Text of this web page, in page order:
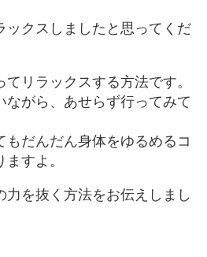
ックスしましたと思ってくだ
リラックスする方法です。
ながら、あせらず行ってみて
もだんだん身体をゆるめるコ
すよ。
力を抜く方法をお伝えしまし